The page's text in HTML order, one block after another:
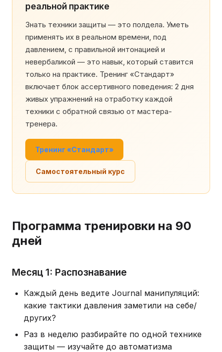
реальной практике
Знать техники защиты — это полдела. Уметь
применять их в реальном времени, под
давлением, с правильной интонацией и
невербаликой — это навык, который ставится
только на практике. Тренинг «Стандарт»
включает блок ассертивного поведения: 2 дня
живых упражнений на отработку каждой
техники с обратной связью от мастера-
тренера.
Тренинг «Стандарт»
Самостоятельный курс
Программа тренировки на 90
дней
Месяц 1: Распознавание
Каждый день ведите Journal манипуляций:
какие тактики давления заметили на себе/
других?
Раз в неделю разбирайте по одной технике
защиты — изучайте до автоматизма